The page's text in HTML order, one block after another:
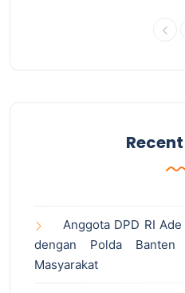
Anggota DPD RI
dengan Polda Banten
Masyarakat